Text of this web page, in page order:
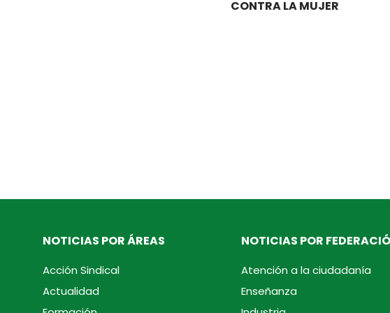
CONTRA LA MUJER
NOTICIAS POR ÁREAS
Acción Sindical
Actualidad
NOTICIAS POR
Atención a la ciudadanía
Enseñanza